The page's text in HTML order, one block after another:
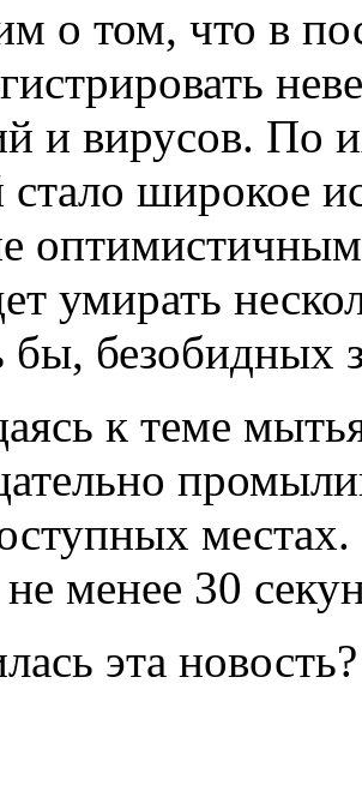
о том, что в
и вирусов. По
широкое
оптимистичным
умирать
бы, безобидных
к теме
менее 30
эта